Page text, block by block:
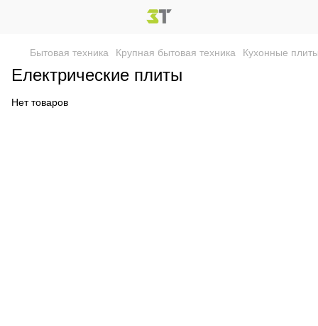
Бытовая техника Крупная бытовая техника Кухонные
Електрические плиты
Нет товаров